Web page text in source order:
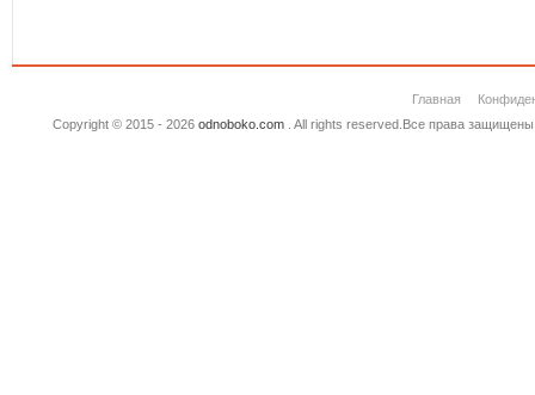
Главная
Copyright © 2015 - 2026 odnoboko.com. All rights reserved.Все права защищены.